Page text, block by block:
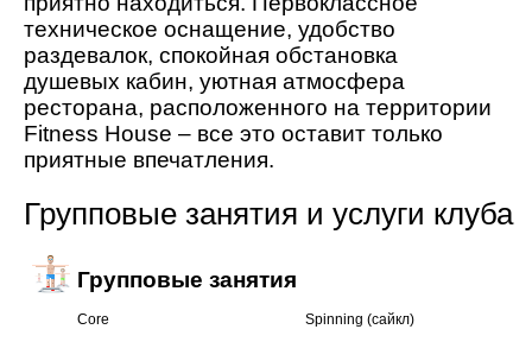
техническое оснащение, удобство
раздевалок, спокойная обстановка
душевых кабин, уютная атмосфера
ресторана, расположенного на территории
Fitness House – все это оставит только
приятные впечатления.
Групповые занятия и услуги клуба
Групповые занятия
Core Spinning (сайкл)